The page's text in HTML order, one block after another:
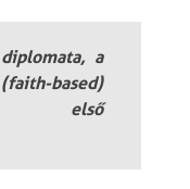
a
based)
első